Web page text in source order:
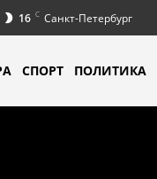
16 C Санкт-Петербург
СПОРТ ПОЛИТИКА